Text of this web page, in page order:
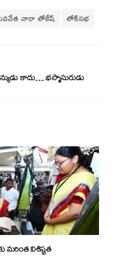
నారా లోకేష్‌ లోక్‌సభ
కాదు… భస్మాసురుడు
మరింత విశిష్టత